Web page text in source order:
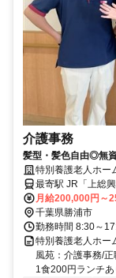
介護事務
髪型・髪色自由◎無
イカー通勤OK★見学
職員】
特別養護老人ホー
最寄駅 JR「上総
月給200,000円～
千葉県勝浦市
勤務時間 8:30～
特別養護老人ホー
風苑：介護事務/
1食200円ランチ